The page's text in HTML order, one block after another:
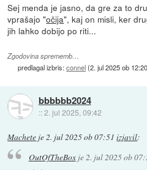
Sej menda je jasno, da gre za to
vprašajo "očija", kaj on misli, ker
jih lahko dobijo po riti...
Zgodovina sprememb…
predlagal izbris:connel(2. jul 2025 ob
bbbbbb2024
::2. jul 2025, 09:42
Machete je2. jul 2025 ob 07:51 izjavil:
OutOfTheBoxje2. jul 2025 ob